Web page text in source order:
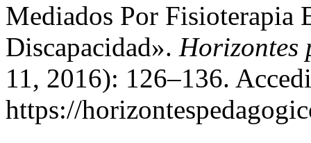
Mediados Por Fisioterapia
Discapacidad». Horizontes
11, 2016): 126–136.
https://